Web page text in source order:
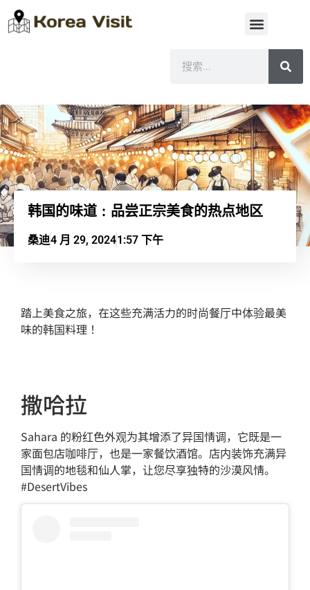
韩国的味道：品尝正宗美食的热点地区
桑迪4 月 29, 20241:57 下午
踏上美食之旅，在这些充满活力的时尚餐厅中体验最美
味的韩国料理！
撒哈拉
Sahara 的粉红色外观为其增添了异国情调，它既是一
家面包店咖啡厅，也是一家餐饮酒馆。店内装饰充满异
国情调的地毯和仙人掌，让您尽享独特的沙漠风情。
#DesertVibes